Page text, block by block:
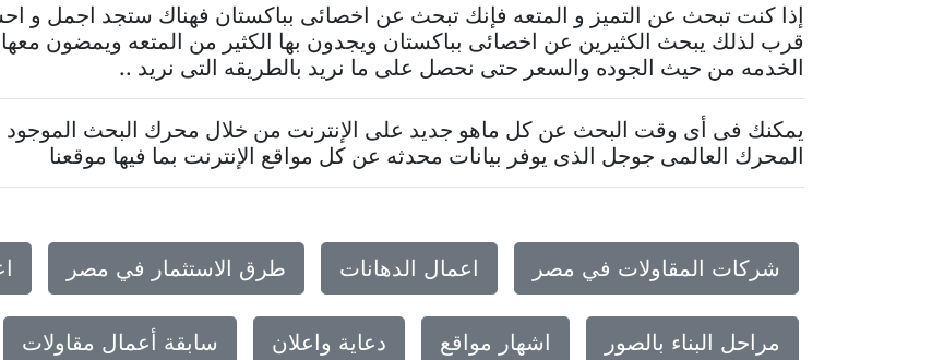
إذا كنت تبحث عن التميز و المتعه فإنك تبحث عن اخصائى بباكستان فهناك ستجد اجمل و
قرب لذلك يبحث الكثيرين عن اخصائى بباكستان ويجدون بها الكثير من المتعه ويمضون
الخدمه من حيث الجوده والسعر حتى نحصل على ما نريد بالطريقه التى نريد ..
يمكنك فى أى وقت البحث عن كل ماهو جديد على الإنترنت من خلال محرك البحث الموجود
المحرك العالمى جوجل الذى يوفر بيانات محدثه عن كل مواقع الإنترنت بما فيها موقعنا
شركات المقاولات في مصر اعمال الدهانات طرق الاستثمار في مصر
مراحل البناء بالصور اشهار مواقع دعاية واعلان سابقة أعمال مقاولات